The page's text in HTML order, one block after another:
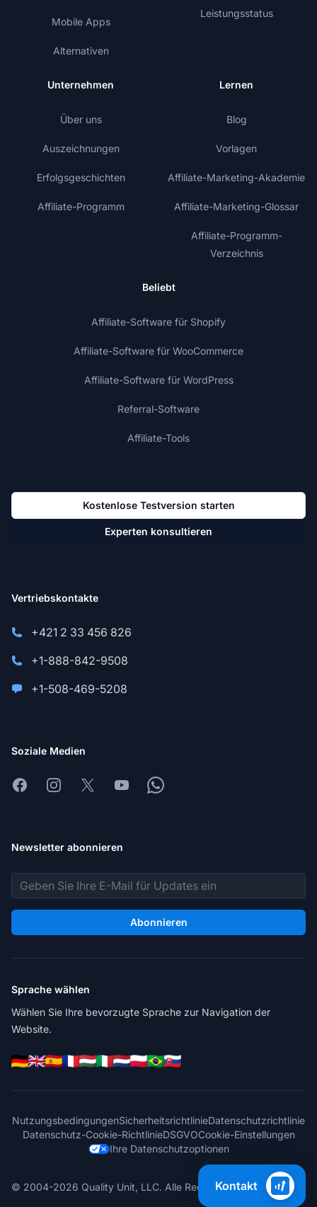
Mobile Apps
Alternativen
Leistungsstatus
Unternehmen
Über uns
Auszeichnungen
Erfolgsgeschichten
Affiliate-Programm
Lernen
Blog
Vorlagen
Affiliate-Marketing-Akademie
Affiliate-Marketing-Glossar
Affiliate-Programm-
Verzeichnis
Beliebt
Affiliate-Software für Shopify
Affiliate-Software für WooCommerce
Affiliate-Software für WordPress
Referral-Software
Affiliate-Tools
Kostenlose Testversion starten
Experten konsultieren
Vertriebskontakte
+421 2 33 456 826
+1-888-842-9508
+1-508-469-5208
Soziale Medien
FacebookInstagram
X YoutubeWhatsapp
Newsletter abonnieren
E-Mail-Adresse
Abonnieren
Sprache wählen
Wählen Sie Ihre bevorzugte Sprache zur Navigation der
Website.
NutzungsbedingungenSicherheitsrichtlinieDatenschutzrichtlinie
Datenschutz-Cookie-RichtlinieDSGVOCookie-Einstellungen
Ihre Datenschutzoptionen
© 2004-2026 Quality Unit, LLC. Alle Rechte vorbehalten.
Kontakt